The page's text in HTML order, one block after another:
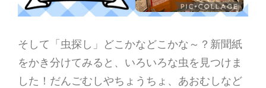
そして「虫探し」どこかなどこかな～？新聞紙
をかき分けてみると、いろいろな虫を見つけま
した！だんごむしやちょうちょ、あおむしなど